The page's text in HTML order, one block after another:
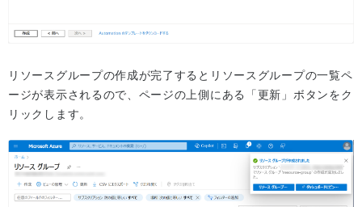
リソースグループの作成が完了するとリソースグループの一覧ペ
ージが表示されるので、ページの上側にある「更新」ボタンをク
リックします。